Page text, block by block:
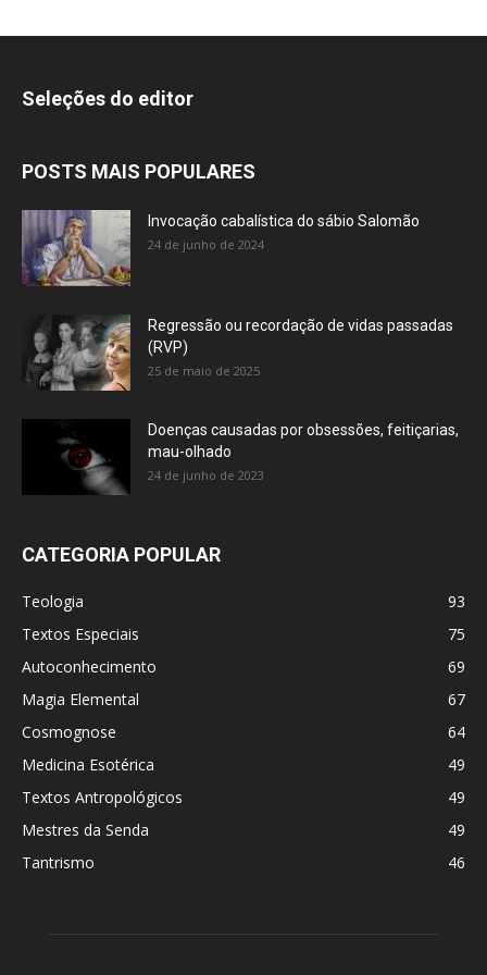
Seleções do editor
POSTS MAIS POPULARES
Invocação cabalística do sábio Salomão
24 de junho de 2024
Regressão ou recordação de vidas passadas
(RVP)
25 de maio de 2025
Doenças causadas por obsessões, feitiçarias,
mau-olhado
24 de junho de 2023
CATEGORIA POPULAR
Teologia
93
Textos Especiais
75
Autoconhecimento
69
Magia Elemental
67
Cosmognose
64
Medicina Esotérica
49
Textos Antropológicos
49
Mestres da Senda
49
Tantrismo
46